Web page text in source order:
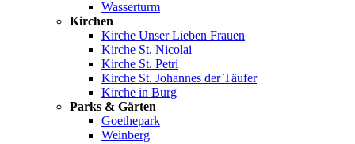
Wasserturm
Kirchen
Kirche Unser Lieben Frauen
Kirche St. Nicolai
Kirche St. Petri
Kirche St. Johannes der Täufer
Kirche in Burg
Parks & Gärten
Goethepark
Weinberg